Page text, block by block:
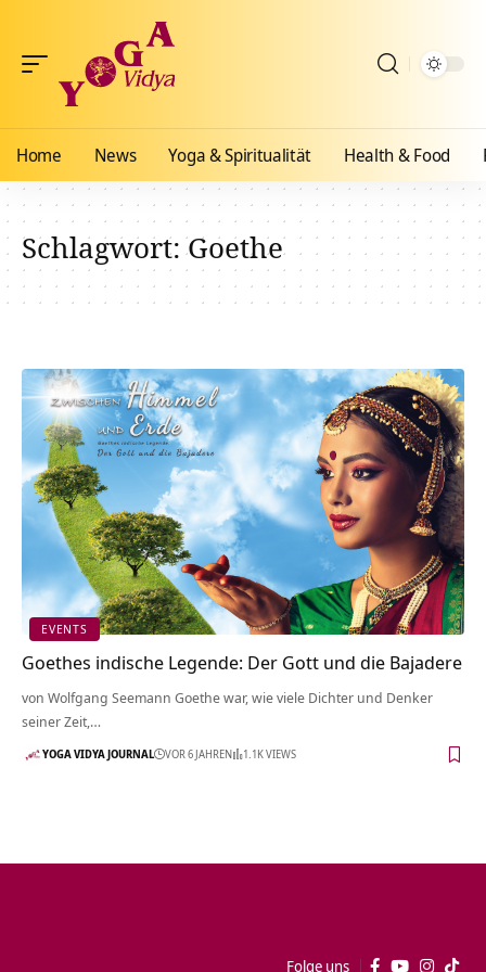
Home News Yoga & Spiritualität Health & Food
Schlagwort:Goethe
EVENTS
Goethes indische Legende: Der Gott und die Bajadere
von Wolfgang Seemann Goethe war, wie viele Dichter und Denker
seiner Zeit,…
YOGA VIDYA JOURNAL VOR 6 JAHREN 1.1K VIEWS
Folge uns